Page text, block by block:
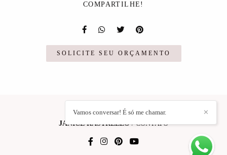
COMPARTILHE!
SOLICITE SEU ORÇAMENTO
JANICE RASTRELLO/CONTATO
✕
Vamos conversar! É só me chamar.